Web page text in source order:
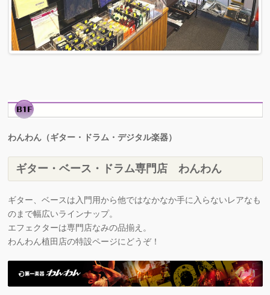
わんわん（ギター・ドラム・デジタル楽器）
ギター・ベース・ドラム専門店 わんわん
ギター、ベースは入門用から他ではなかなか手に入らないレアなも
のまで幅広いラインナップ。
エフェクターは専門店なみの品揃え。
わんわん植田店の特設ページにどうぞ！